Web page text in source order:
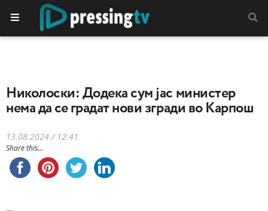
Николоски: Додека сум јас министер
нема да се градат нови згради во Карпош
13.08.2024 / 12:41
Share this...